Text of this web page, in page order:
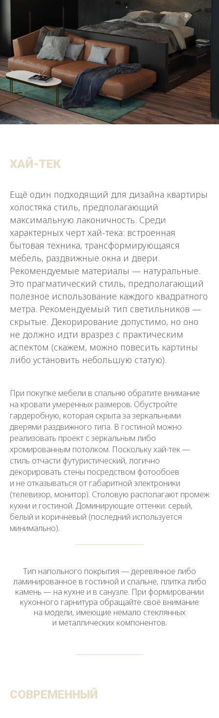
ХАЙ-ТЕК
Ещё один подходящий для дизайна квартиры
холостяка стиль, предполагающий
максимальную лаконичность. Среди
характерных черт хай-тека: встроенная
бытовая техника, трансформирующаяся
мебель, раздвижные окна и двери.
Рекомендуемые материалы — натуральные.
Это прагматический стиль, предполагающий
полезное использование каждого квадратного
метра. Рекомендуемый тип светильников —
скрытые. Декорирование допустимо, но оно
не должно идти вразрез с практическим
аспектом (скажем, можно повесить картины
либо установить небольшую статую).
При покупке мебели в спальню обратите внимание
на кровати умеренных размеров. Обустройте
гардеробную, которая скрыта за зеркальными
дверями раздвижного типа. В гостиной можно
реализовать проект с зеркальным либо
хромированным потолком. Поскольку хай-тек —
стиль отчасти футуристический, логично
декорировать стены посредством фотообоев
и не отказываться от габаритной электроники
(телевизор, монитор). Столовую располагают промеж
кухни и гостиной. Доминирующие оттенки: серый,
белый и коричневый (последний используется
минимально).
Тип напольного покрытия — деревянное либо
ламинированное в гостиной и спальне, плитка либо
камень — на кухне и в санузле. При формировании
кухонного гарнитура обращайте своё внимание
на модели, имеющие немало стеклянных
и металлических компонентов.
СОВРЕМЕННЫЙ